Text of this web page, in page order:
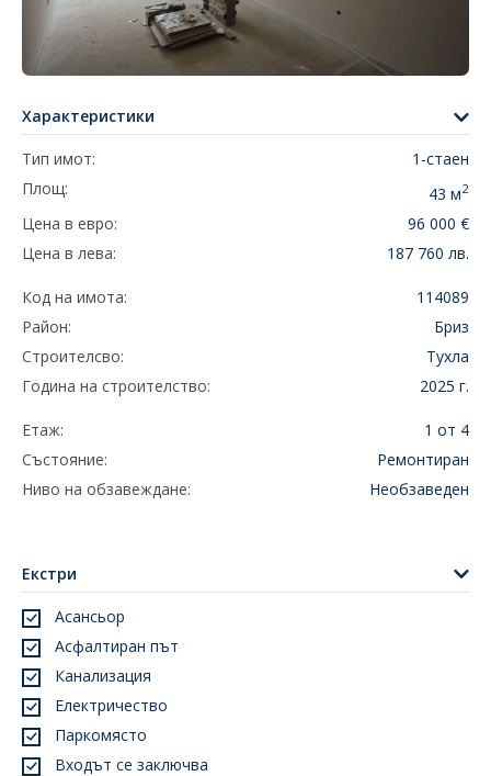
Характеристики
Тип имот:
1-стаен
Площ:
43 м2
Цена в евро:
96 000 €
Цена в лева:
187 760 лв.
Код на имота:
114089
Район:
Бриз
Строителсво:
Тухла
Година на строителство:
2025 г.
Етаж:
1 от 4
Състояние:
Ремонтиран
Ниво на обзавеждане:
Необзаведен
Екстри
Асансьор
Асфалтиран път
Канализация
Електричество
Паркомясто
Входът се заключва